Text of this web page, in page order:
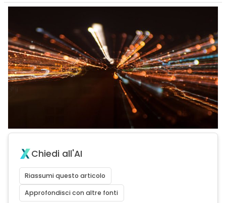
Chiedi all'AI
Riassumi questo articolo
Approfondisci con altre fonti